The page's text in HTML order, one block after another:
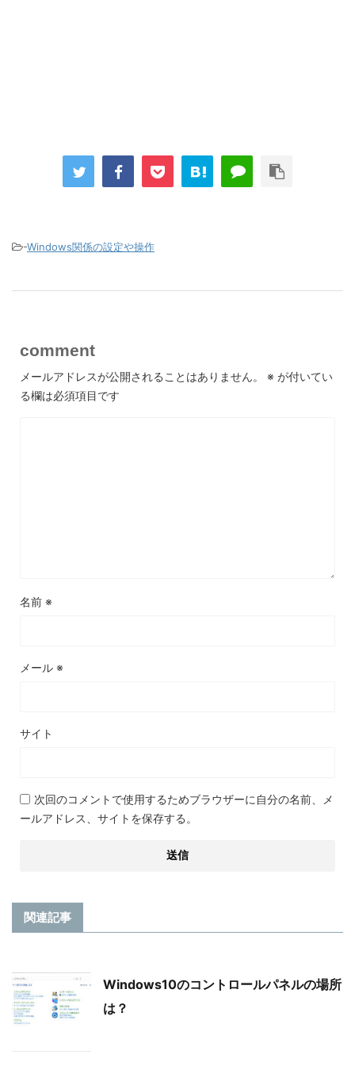
-Windows関係の設定や操作
comment
メールアドレスが公開されることはありません。 ※ が付いてい
る欄は必須項目です
名前 ※
メール ※
サイト
次回のコメントで使用するためブラウザーに自分の名前、メ
ールアドレス、サイトを保存する。
関連記事
Windows10のコントロールパネルの場所
は？